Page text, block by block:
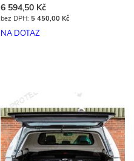
6 594,50 Kč
5 450,00 Kč
NA DOTAZ